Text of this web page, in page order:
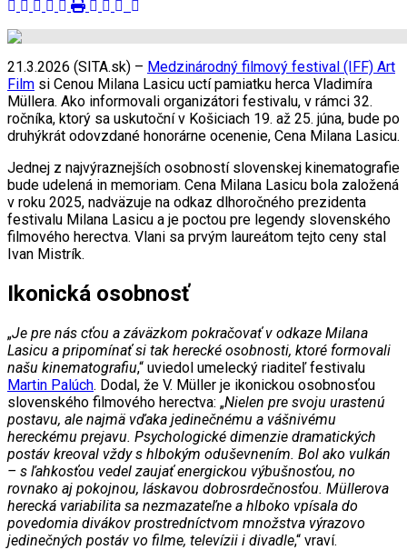
21.3.2026 (SITA.sk) – Medzinárodný filmový festival (IFF) Art
Film si Cenou Milana Lasicu uctí pamiatku herca Vladimíra
Müllera. Ako informovali organizátori festivalu, v rámci 32.
ročníka, ktorý sa uskutoční v Košiciach 19. až 25. júna, bude po
druhýkrát odovzdané honorárne ocenenie, Cena Milana Lasicu.
Jednej z najvýraznejších osobností slovenskej kinematografie
bude udelená in memoriam. Cena Milana Lasicu bola založená
v roku 2025, nadväzuje na odkaz dlhoročného prezidenta
festivalu Milana Lasicu a je poctou pre legendy slovenského
filmového herectva. Vlani sa prvým laureátom tejto ceny stal
Ivan Mistrík.
Ikonická osobnosť
„Je pre nás cťou a záväzkom pokračovať v odkaze Milana
Lasicu a pripomínať si tak herecké osobnosti, ktoré formovali
našu kinematografiu,“ uviedol umelecký riaditeľ festivalu
Martin Palúch. Dodal, že V. Müller je ikonickou osobnosťou
slovenského filmového herectva: „Nielen pre svoju urastenú
postavu, ale najmä vďaka jedinečnému a vášnivému
hereckému prejavu. Psychologické dimenzie dramatických
postáv kreoval vždy s hlbokým oduševnením. Bol ako vulkán
– s ľahkosťou vedel zaujať energickou výbušnosťou, no
rovnako aj pokojnou, láskavou dobrosrdečnosťou. Müllerova
herecká variabilita sa nezmazateľne a hlboko vpísala do
povedomia divákov prostredníctvom množstva výrazovo
jedinečných postáv vo filme, televízii i divadle,“ vraví.